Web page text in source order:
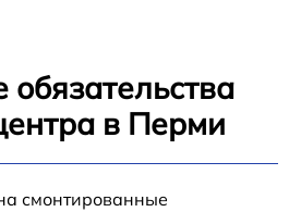
в Перми
смонтированные